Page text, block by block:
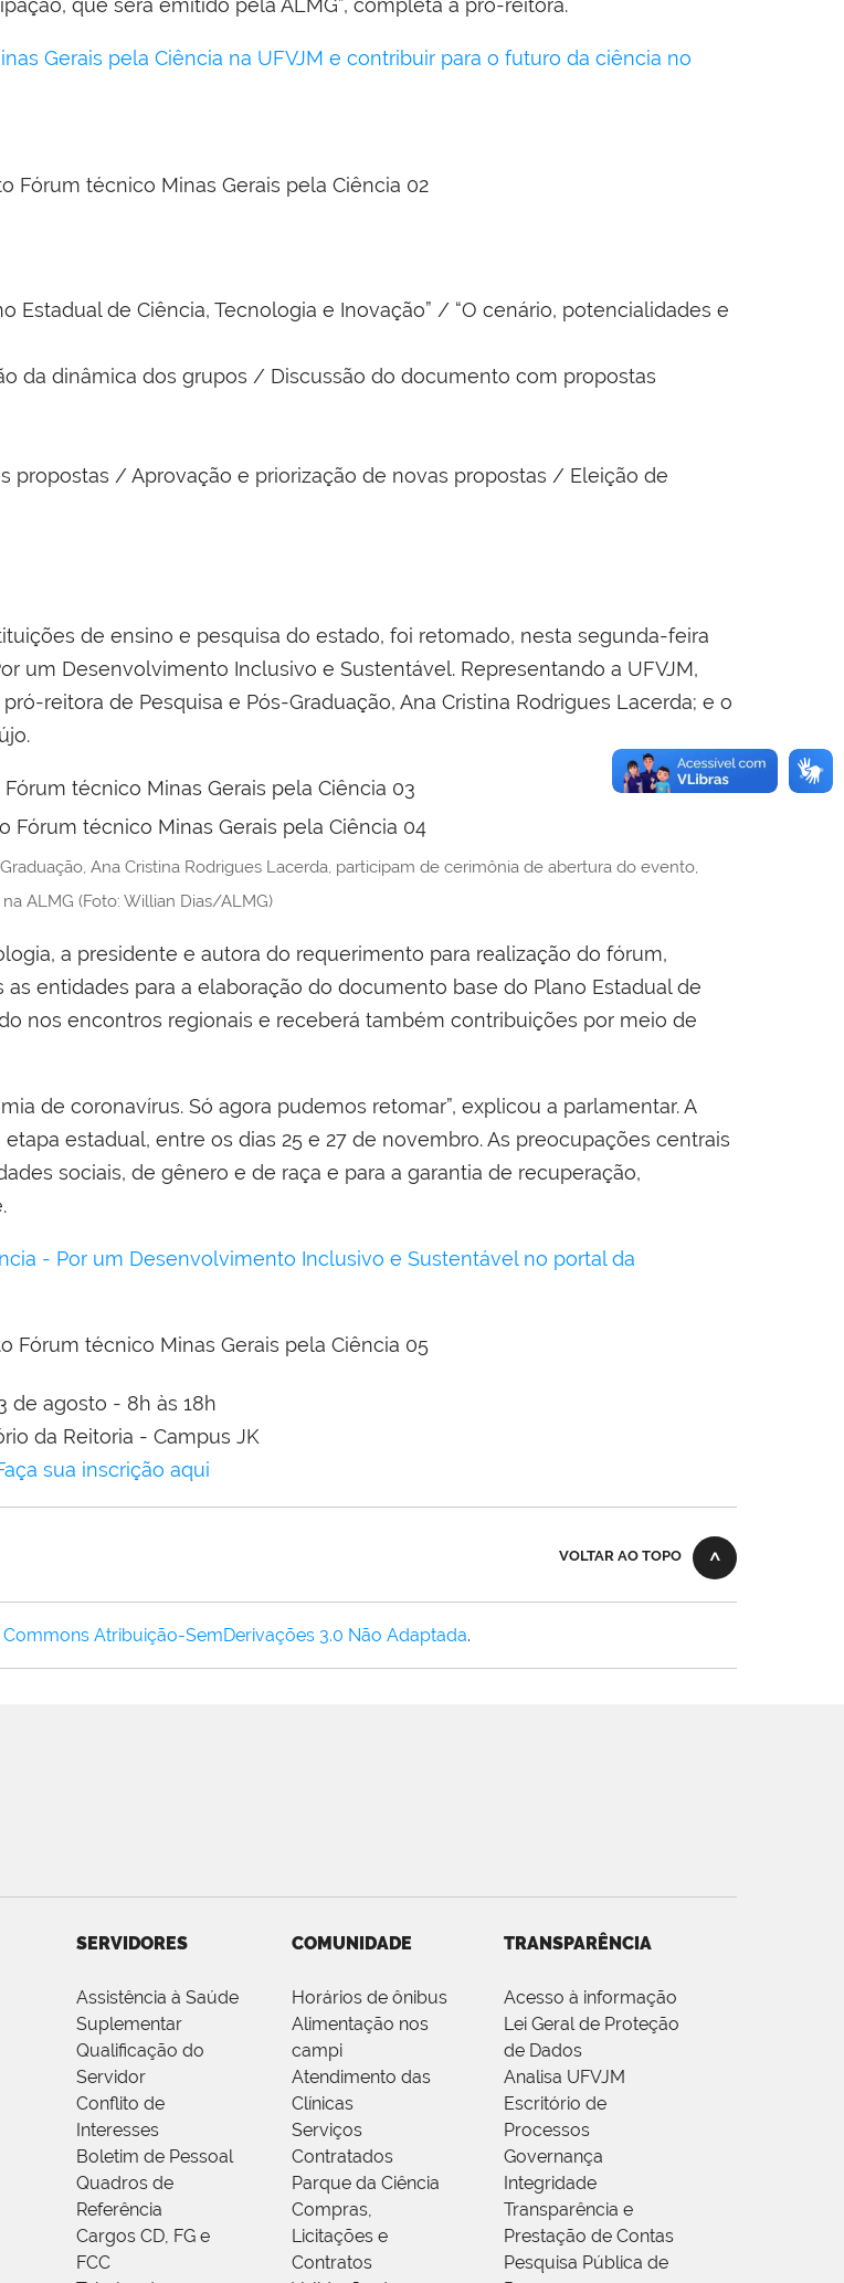
que será emitido pela ALMG”, completa a pró-reitora.
Gerais pela Ciência na UFVJM e contribuir para o futuro da ciência no
Estadual de Ciência, Tecnologia e Inovação” / “O cenário, potencialidades e
da dinâmica dos grupos / Discussão do documento com propostas
propostas / Aprovação e priorização de novas propostas / Eleição de
de ensino e pesquisa do estado, foi retomado, nesta segunda-feira
um Desenvolvimento Inclusivo e Sustentável. Representando a UFVJM,
reitora de Pesquisa e Pós-Graduação, Ana Cristina Rodrigues Lacerda; e o
Ana Cristina Rodrigues Lacerda, participam de cerimônia de abertura do evento,
na ALMG (Foto: Willian Dias/ALMG)
a presidente e autora do requerimento para realização do fórum,
entidades para a elaboração do documento base do Plano Estadual de
nos encontros regionais e receberá também contribuições por meio de
de coronavírus. Só agora pudemos retomar”, explicou a parlamentar. A
estadual, entre os dias 25 e 27 de novembro. As preocupações centrais
sociais, de gênero e de raça e para a garantia de recuperação,
- Por um Desenvolvimento Inclusivo e Sustentável no portal da
de agosto - 8h às 18h
da Reitoria - Campus JK
sua inscrição aqui
VOLTAR AO TOPO
Commons Atribuição-SemDerivações 3.0 Não Adaptada.
SERVIDORES
Assistência à Saúde
Suplementar
Qualificação do
Servidor
Conflito de
Interesses
Boletim de Pessoal
Quadros de
Referência
Cargos CD, FG e
FCC
COMUNIDADE
Horários de ônibus
Alimentação nos
campi
Atendimento das
Clínicas
Serviços
Contratados
Parque da Ciência
Compras,
Licitações e
Contratos
TRANSPARÊNCIA
Acesso à informação
Lei Geral de Proteção
de Dados
Analisa UFVJM
Escritório de
Processos
Governança
Integridade
Transparência e
Prestação de Contas
Pesquisa Pública de